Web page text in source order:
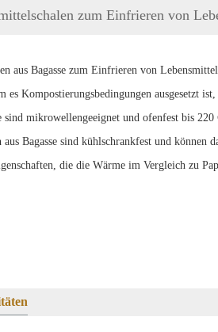
zum Einfrieren von
aus Bagasse zum Einfrieren von
es Kompostierungsbedingungen ausgesetzt
sind mikrowellengeeignet und ofenfest bis
aus Bagasse sind kühlschrankfest und
die die Wärme im Vergleich zu